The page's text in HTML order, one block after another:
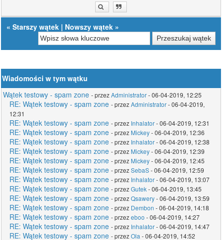
«Starszy wątek | Nowszy wątek »
Wiadomości w tym wątku
Wątek testowy - spam zone - przezAdministrator- 06-04-2019, 12:25
RE: Wątek testowy - spam zone - przezAdministrator- 06-04-2019,
12:31
RE: Wątek testowy - spam zone - przez Inhalator- 06-04-2019, 12:31
RE: Wątek testowy - spam zone - przez Mickey- 06-04-2019, 12:36
RE: Wątek testowy - spam zone - przez Inhalator- 06-04-2019, 12:38
RE: Wątek testowy - spam zone - przez Mickey- 06-04-2019, 12:39
RE: Wątek testowy - spam zone - przez Mickey- 06-04-2019, 12:45
RE: Wątek testowy - spam zone - przezSebaS- 06-04-2019, 12:59
RE: Wątek testowy - spam zone - przez Inhalator- 06-04-2019, 13:07
RE: Wątek testowy - spam zone - przezGutek- 06-04-2019, 13:45
RE: Wątek testowy - spam zone - przezQsawery- 06-04-2019, 13:59
RE: Wątek testowy - spam zone - przez Dembon - 06-04-2019, 14:18
RE: Wątek testowy - spam zone - przezeboo - 06-04-2019, 14:27
RE: Wątek testowy - spam zone - przez Inhalator- 06-04-2019, 14:47
RE: Wątek testowy - spam zone - przezOla - 06-04-2019, 14:52